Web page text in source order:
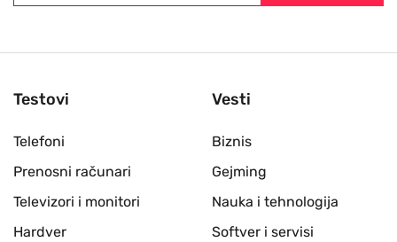
Testovi
Telefoni
Prenosni računari
Televizori i monitori
Hardver
Vesti
Biznis
Gejming
Nauka i tehnologija
Softver i servisi